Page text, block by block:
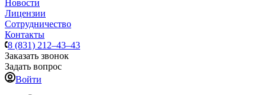
Новости
Лицензии
Сотрудничество
Контакты
8 (831) 212–43–43
Заказать звонок
Задать вопрос
Войти